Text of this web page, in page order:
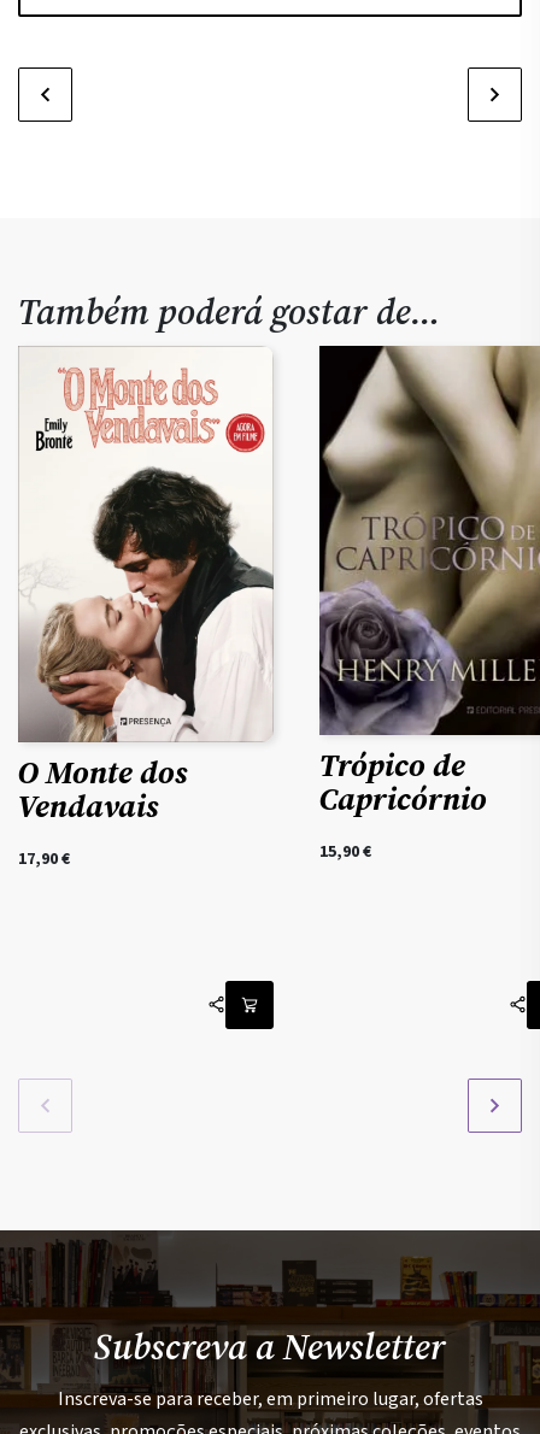
Também poderá gostar de…
O Monte dos
Vendavais
17,90€
Trópico de
Capricórnio
15,90€
Subscreva a Newsletter
Inscreva-se para receber, em primeiro lugar, ofertas